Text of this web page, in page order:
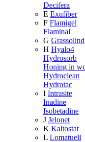
Decifera
E Exufiber
F Flamigel
Flaminal
G Grassolind
H Hyalo4
Hydrosorb
Honing in
Hydroclean
Hydrotac
I Intrasite
Inadine
Isobetadine
J Jelonet
K Kaltostat
L Lomatuell